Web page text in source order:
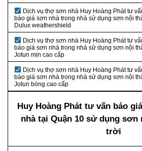
Dịch vụ thợ sơn nhà Huy Hoàng Phát tư
báo giá sơn nhà trong nhà sử dụng sơn nội
Dulux weathershield
Dịch vụ thợ sơn nhà Huy Hoàng Phát tư
báo giá sơn nhà trong nhà sử dụng sơn nội
Jotun mịn cao cấp
Dịch vụ thợ sơn nhà Huy Hoàng Phát tư
báo giá sơn nhà trong nhà sử dụng sơn nội
Jotun bóng cao cấp
Huy Hoàng Phát tư vấn báo
nhà tại Quận 10 sử dụng sơn
trời